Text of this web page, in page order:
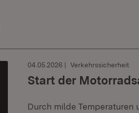
04.05.2026 Verkehrssicherheit
Start der
Durch milde Temperaturen